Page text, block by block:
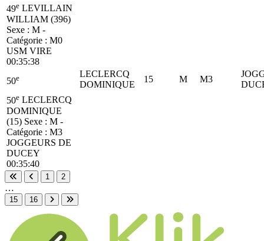
49e LEVILLAIN
WILLIAM (396)
Sexe : M -
Catégorie : M0
USM VIRE
00:35:38
50e
LECLERCQ
DOMINIQUE
15 M M3
50e LECLERCQ
DOMINIQUE
(15) Sexe : M -
Catégorie : M3
JOGGEURS DE
DUCEY
00:35:40
Première page
Page précédente
1 2
…
15
16
Page suivante
Dernière page